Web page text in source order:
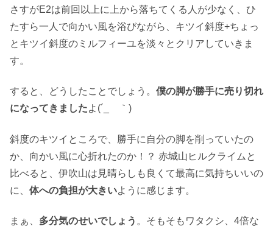
さすがE2は前回以上に上から落ちてくる人が少なく、ひ
たすら一人で向かい風を浴びながら、キツイ斜度+ちょっ
とキツイ斜度のミルフィーユを淡々とクリアしていきま
す。
すると、どうしたことでしょう。 僕の脚が勝手に売り切れ
になってきましたよ(´_ゝ｀)
斜度のキツイところで、勝手に自分の脚を削っていたの
か、向かい風に心折れたのか！？ 赤城山ヒルクライムと
比べると、伊吹山は見晴らしも良くて最高に気持ちいいの
に、 体への負担が大きいように感じます。
まぁ、 多分気のせいでしょう 。そもそもワタクシ、4倍な